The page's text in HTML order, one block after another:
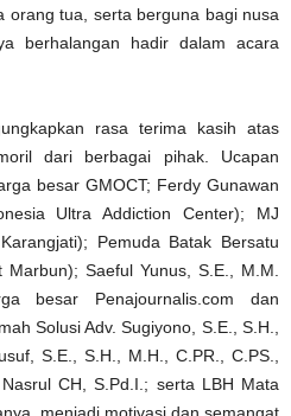
orang tua, serta berguna bagi nusa
berhalangan hadir dalam acara
rasa terima kasih atas
dari berbagai pihak. Ucapan
besar GMOCT; Ferdy Gunawan
Ultra Addiction Center); MJ
Pemuda Batak Bersatu
Saeful Yunus, S.E., M.M.
besar Penajournalis.com dan
Solusi Adv. Sugiyono, S.E., S.H.,
S.E., S.H., M.H., C.PR., C.PS.,
CH, S.Pd.I.; serta LBH Mata
menjadi motivasi dan semangat